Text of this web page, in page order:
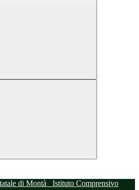
Istituto Comprensivo